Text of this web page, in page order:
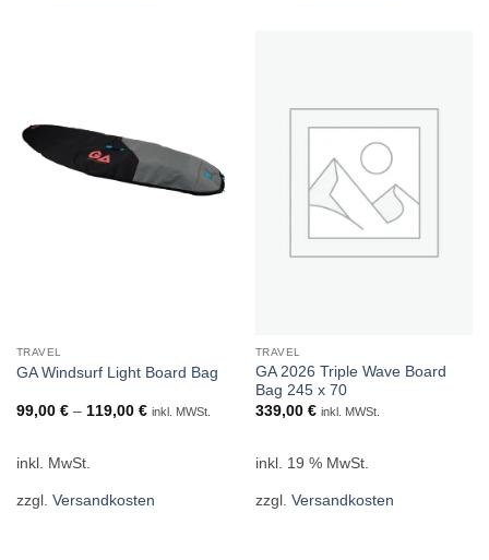
TRAVEL
GA Windsurf Light Board Bag
99,00 €– 119,00 € inkl. MWSt.
inkl. MwSt.
zzgl. Versandkosten
TRAVEL
GA 2026 Triple Wave Board
Bag 245 x 70
339,00 € inkl. MWSt.
inkl. 19 % MwSt.
zzgl. Versandkosten